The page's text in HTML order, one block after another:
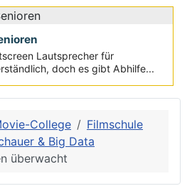
Lautsprecher für
doch es gibt Abhilfe...
College
Filmschule
& Big Data
überwacht